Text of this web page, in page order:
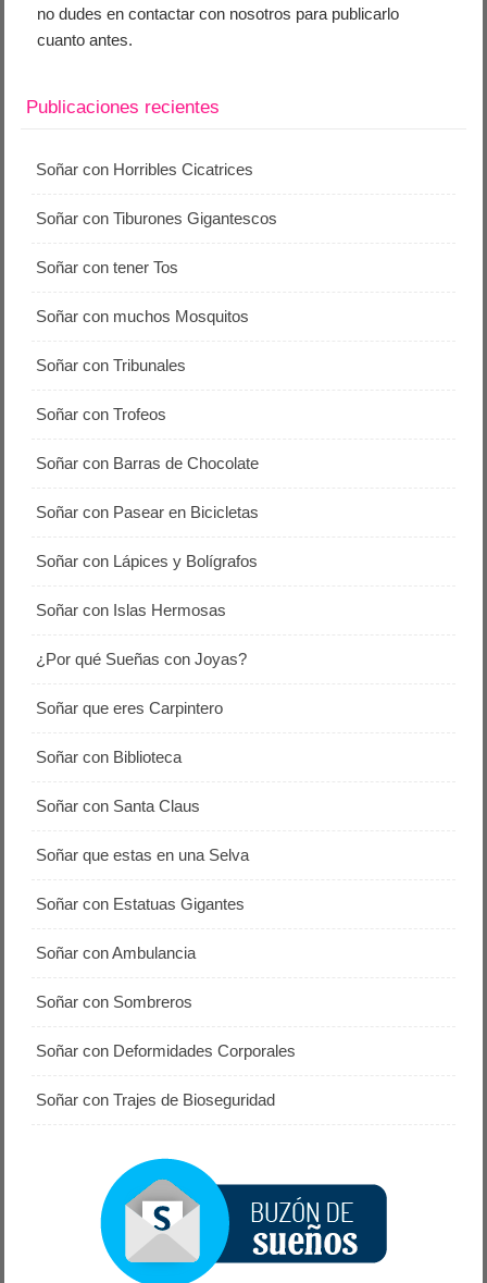
no dudes en contactar con nosotros para publicarlo
cuanto antes.
Publicaciones recientes
Soñar con Horribles Cicatrices
Soñar con Tiburones Gigantescos
Soñar con tener Tos
Soñar con muchos Mosquitos
Soñar con Tribunales
Soñar con Trofeos
Soñar con Barras de Chocolate
Soñar con Pasear en Bicicletas
Soñar con Lápices y Bolígrafos
Soñar con Islas Hermosas
¿Por qué Sueñas con Joyas?
Soñar que eres Carpintero
Soñar con Biblioteca
Soñar con Santa Claus
Soñar que estas en una Selva
Soñar con Estatuas Gigantes
Soñar con Ambulancia
Soñar con Sombreros
Soñar con Deformidades Corporales
Soñar con Trajes de Bioseguridad